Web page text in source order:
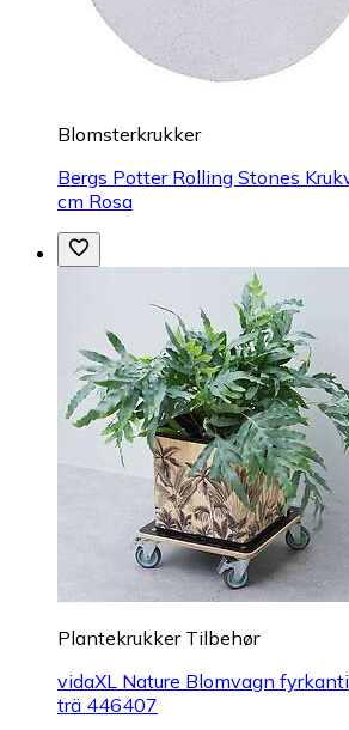
Blomsterkrukker
Bergs Potter Rolling Stones
cm Rosa
Plantekrukker Tilbehør
vidaXL Nature Blomvagn
trä 446407